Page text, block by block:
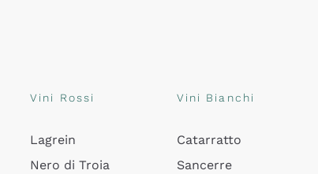
Vini Rossi
Lagrein
Nero di Troia
Vini Bianchi
Catarratto
Sancerre